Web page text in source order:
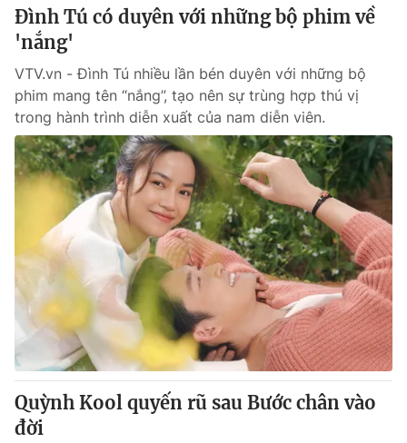
Đình Tú có duyên với những bộ phim về
'nắng'
VTV.vn - Đình Tú nhiều lần bén duyên với những bộ
phim mang tên “nắng”, tạo nên sự trùng hợp thú vị
trong hành trình diễn xuất của nam diễn viên.
Quỳnh Kool quyến rũ sau Bước chân vào
đời